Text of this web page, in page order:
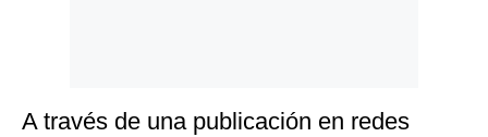
A través de una publicación en redes